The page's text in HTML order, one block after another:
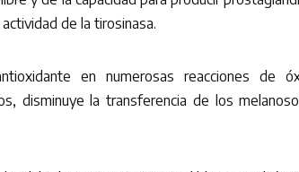
de la tirosinasa.
en numerosas reacciones de
disminuye la transferencia de los